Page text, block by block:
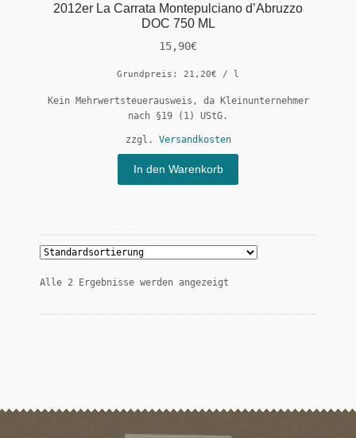
2012er La Carrata Montepulciano d’Abruzzo
DOC 750 ML
15,90€
Grundpreis: 21,20€ / l
Kein Mehrwertsteuerausweis, da Kleinunternehmer
nach §19 (1) UStG.
zzgl. Versandkosten
In den Warenkorb
Alle 2 Ergebnisse werden angezeigt